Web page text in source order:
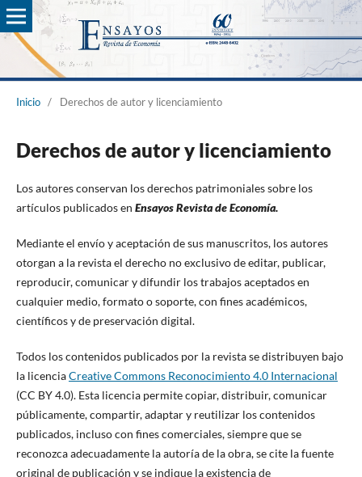
Inicio / Derechos de autor y licenciamiento
Derechos de autor y licenciamiento
Los autores conservan los derechos patrimoniales sobre los
artículos publicados en Ensayos Revista de Economía.
Mediante el envío y aceptación de sus manuscritos, los autores
otorgan a la revista el derecho no exclusivo de editar, publicar,
reproducir, comunicar y difundir los trabajos aceptados en
cualquier medio, formato o soporte, con fines académicos,
científicos y de preservación digital.
Todos los contenidos publicados por la revista se distribuyen bajo
la licenciaCreative Commons Reconocimiento 4.0 Internacional
(CC BY 4.0). Esta licencia permite copiar, distribuir, comunicar
públicamente, compartir, adaptar y reutilizar los contenidos
publicados, incluso con fines comerciales, siempre que se
reconozca adecuadamente la autoría de la obra, se cite la fuente
original de publicación y se indique la existencia de